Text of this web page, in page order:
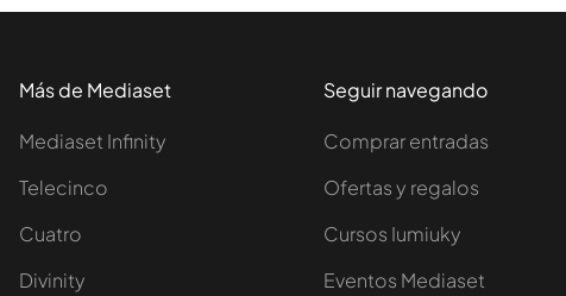
Más de Mediaset
Mediaset Infinity
Telecinco
Cuatro
Divinity
Seguir navegando
Comprar entradas
Ofertas y regalos
Cursos Iumiuky
Eventos Mediaset